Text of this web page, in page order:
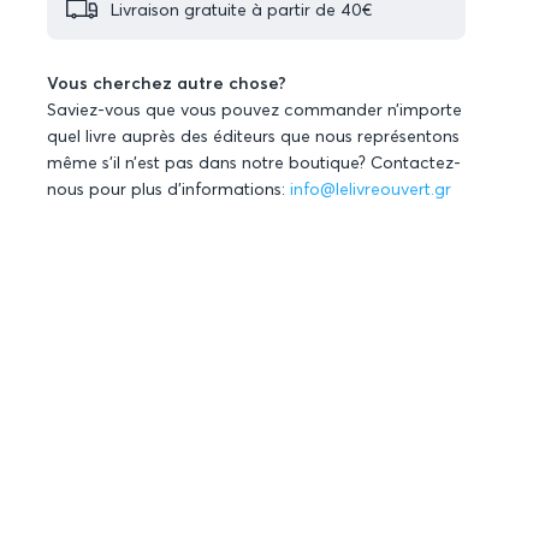
Livraison gratuite à partir de 40€
Vous cherchez autre chose?
Saviez-vous que vous pouvez commander n’importe
quel livre auprès des éditeurs que nous représentons
même s’il n’est pas dans notre boutique? Contactez-
nous pour plus d’informations:info@lelivreouvert.gr